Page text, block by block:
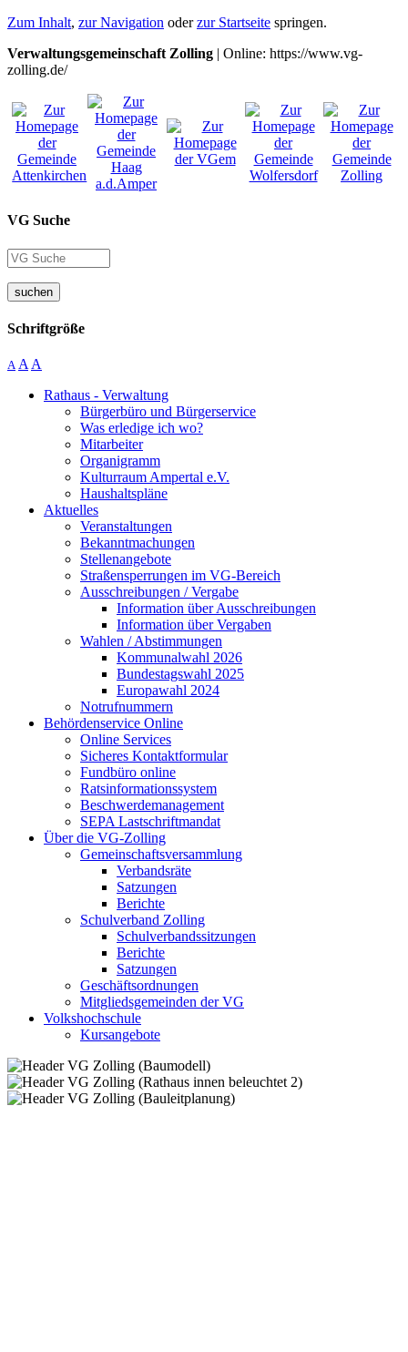
Zum Inhalt, zur Navigation oderzur Startseite springen.
Verwaltungsgemeinschaft Zolling | Online: https://www.vg-
zolling.de/
VG Suche
suchen
Schriftgröße
A A A
Rathaus - Verwaltung
Bürgerbüro und Bürgerservice
Was erledige ich wo?
Mitarbeiter
Organigramm
Kulturraum Ampertal e.V.
Haushaltspläne
Aktuelles
Veranstaltungen
Bekanntmachungen
Stellenangebote
Straßensperrungen im VG-Bereich
Ausschreibungen / Vergabe
Information über Ausschreibungen
Information über Vergaben
Wahlen / Abstimmungen
Kommunalwahl 2026
Bundestagswahl 2025
Europawahl 2024
Notrufnummern
Behördenservice Online
Online Services
Sicheres Kontaktformular
Fundbüro online
Ratsinformationssystem
Beschwerdemanagement
SEPA Lastschriftmandat
Über die VG-Zolling
Gemeinschaftsversammlung
Verbandsräte
Satzungen
Berichte
Schulverband Zolling
Schulverbandssitzungen
Berichte
Satzungen
Geschäftsordnungen
Mitgliedsgemeinden der VG
Volkshochschule
Kursangebote